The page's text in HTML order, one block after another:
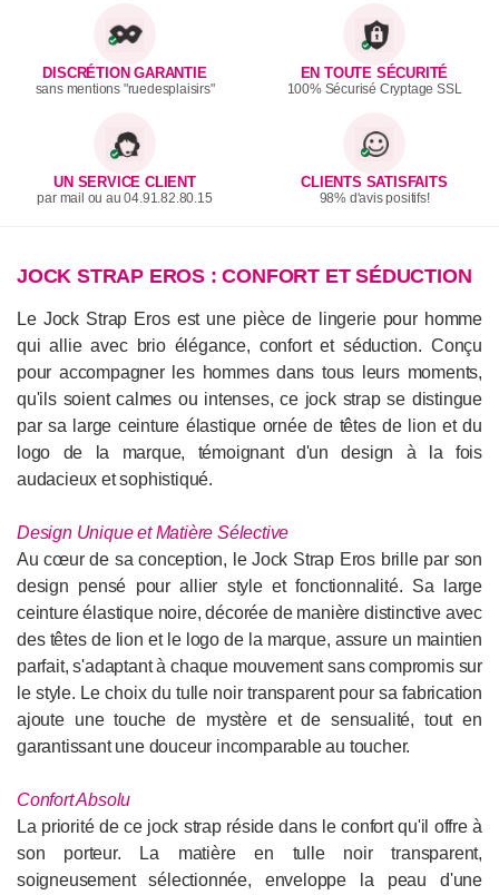
DISCRÉTION GARANTIE
sans mentions "ruedesplaisirs"
EN TOUTE SÉCURITÉ
100% Sécurisé Cryptage SSL
UN SERVICE CLIENT
par mail ou au 04.91.82.80.15
CLIENTS SATISFAITS
98% d'avis positifs!
JOCK STRAP EROS : CONFORT ET SÉDUCTION
Le Jock Strap Eros est une pièce de lingerie pour homme
qui allie avec brio élégance, confort et séduction. Conçu
pour accompagner les hommes dans tous leurs moments,
qu'ils soient calmes ou intenses, ce jock strap se distingue
par sa large ceinture élastique ornée de têtes de lion et du
logo de la marque, témoignant d'un design à la fois
audacieux et sophistiqué.
Design Unique et Matière Sélective
Au cœur de sa conception, le Jock Strap Eros brille par son
design pensé pour allier style et fonctionnalité. Sa large
ceinture élastique noire, décorée de manière distinctive avec
des têtes de lion et le logo de la marque, assure un maintien
parfait, s'adaptant à chaque mouvement sans compromis sur
le style. Le choix du tulle noir transparent pour sa fabrication
ajoute une touche de mystère et de sensualité, tout en
garantissant une douceur incomparable au toucher.
Confort Absolu
La priorité de ce jock strap réside dans le confort qu'il offre à
son porteur. La matière en tulle noir transparent,
soigneusement sélectionnée, enveloppe la peau d'une